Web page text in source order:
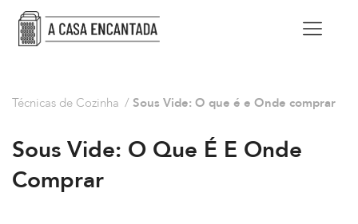
Técnicas de Cozinha / Sous Vide: O que é e Onde comprar
Sous Vide: O Que É E Onde
Comprar